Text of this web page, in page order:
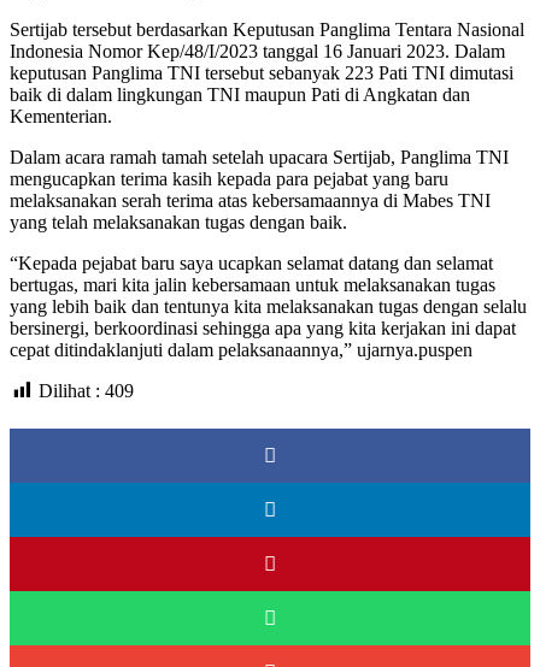
Sertijab tersebut berdasarkan Keputusan Panglima Tentara Nasional
Indonesia Nomor Kep/48/I/2023 tanggal 16 Januari 2023. Dalam
keputusan Panglima TNI tersebut sebanyak 223 Pati TNI dimutasi
baik di dalam lingkungan TNI maupun Pati di Angkatan dan
Kementerian.
Dalam acara ramah tamah setelah upacara Sertijab, Panglima TNI
mengucapkan terima kasih kepada para pejabat yang baru
melaksanakan serah terima atas kebersamaannya di Mabes TNI
yang telah melaksanakan tugas dengan baik.
“Kepada pejabat baru saya ucapkan selamat datang dan selamat
bertugas, mari kita jalin kebersamaan untuk melaksanakan tugas
yang lebih baik dan tentunya kita melaksanakan tugas dengan selalu
bersinergi, berkoordinasi sehingga apa yang kita kerjakan ini dapat
cepat ditindaklanjuti dalam pelaksanaannya,” ujarnya.puspen
Dilihat : 409